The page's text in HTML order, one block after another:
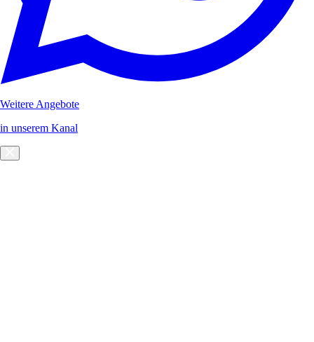
Weitere Angebote
in unserem Kanal